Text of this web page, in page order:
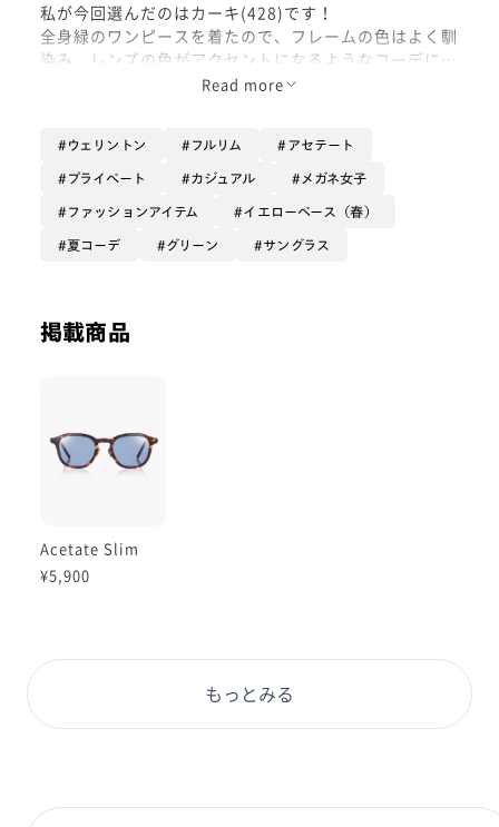
私が今回選んだのはカーキ(428)です！
全身緑のワンピースを着たので、フレームの色はよく馴
染み、レンズの色がアクセントになるようなコーデにな
ょっと濃いめのサングラスお探しの方にいかがかなとい
う色です！
フレームは金属パーツが使われているのでカジュアルさ
の中に上品さをまとっています！
サングラス掛けたことないけど……って方でも手に取っ
Read more
ウェリントン フルリム アセテート
プライベート カジュアル メガネ女子
ファッションアイテム イエローベース（春）
夏コーデ グリーン サングラス
掲載商品
Acetate Slim
¥5,900
もっとみる